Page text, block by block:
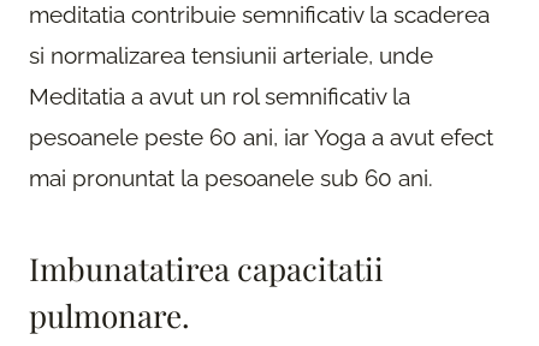
meditatia contribuie semnificativ la scaderea
si normalizarea tensiunii arteriale, unde
Meditatia a avut un rol semnificativ la
pesoanele peste 60 ani, iar Yoga a avut efect
mai pronuntat la pesoanele sub 60 ani.
Imbunatatirea capacitatii
pulmonare.